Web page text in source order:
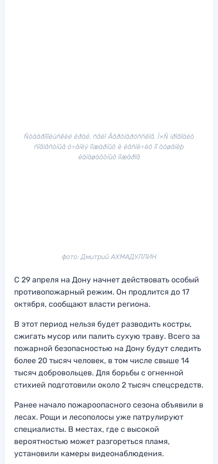
Ñòàâðîïîëüñêèé êðàé, ñåëî Âåðõíåðóññêîå. Ì×Ñ ïðîâîäèò
ñîâìåñòíûå ó÷åíèÿ ïîæàðíûõ è ëåñíè÷èõ ïî òóøåíèþ
ëàíäøàôòíûõ ïîæàðîâ
фото: Дмитрий АХМАДУЛЛИН
С 29 апреля на Дону начнет действовать особый
противопожарный режим. Он продлится до 17
октября, сообщают власти региона.
В этот период нельзя будет разводить костры,
сжигать мусор или палить сухую траву. Всего за
пожарной безопасностью на Дону будут следить
более 20 тысяч человек, в том числе свыше 14
тысяч добровольцев. Для борьбы с огненной
стихией подготовили около 2 тысяч спецсредств.
Ранее начало пожароопасного сезона объявили в
лесах. Рощи и лесополосы уже патрулируют
специалисты. В местах, где с высокой
вероятностью может разгореться пламя,
установили камеры видеонаблюдения.